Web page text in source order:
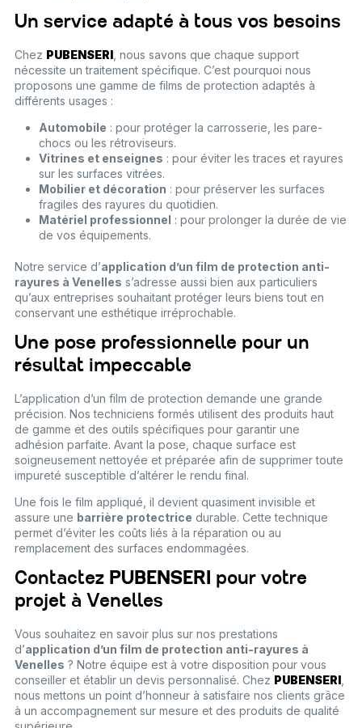
Un service adapté à tous vos besoins
Chez PUBENSERI, nous savons que chaque support
nécessite un traitement spécifique. C’est pourquoi nous
proposons une gamme de films de protection adaptés à
différents usages :
Automobile : pour protéger la carrosserie, les pare-
chocs ou les rétroviseurs.
Vitrines et enseignes : pour éviter les traces et rayures
sur les surfaces vitrées.
Mobilier et décoration : pour préserver les surfaces
fragiles des rayures du quotidien.
Matériel professionnel : pour prolonger la durée de vie
de vos équipements.
Notre service d’application d’un film de protection anti-
rayures à Venelles s’adresse aussi bien aux particuliers
qu’aux entreprises souhaitant protéger leurs biens tout en
conservant une esthétique irréprochable.
Une pose professionnelle pour un
résultat impeccable
L’application d’un film de protection demande une grande
précision. Nos techniciens formés utilisent des produits haut
de gamme et des outils spécifiques pour garantir une
adhésion parfaite. Avant la pose, chaque surface est
soigneusement nettoyée et préparée afin de supprimer toute
impureté susceptible d’altérer le rendu final.
Une fois le film appliqué, il devient quasiment invisible et
assure une barrière protectrice durable. Cette technique
permet d’éviter les coûts liés à la réparation ou au
remplacement des surfaces endommagées.
Contactez PUBENSERI
pour votre
projet à Venelles
Vous souhaitez en savoir plus sur nos prestations
d’application d’un film de protection anti-rayures à
Venelles ? Notre équipe est à votre disposition pour vous
conseiller et établir un devis personnalisé. Chez PUBENSERI,
nous mettons un point d’honneur à satisfaire nos clients grâce
à un accompagnement sur mesure et des produits de qualité